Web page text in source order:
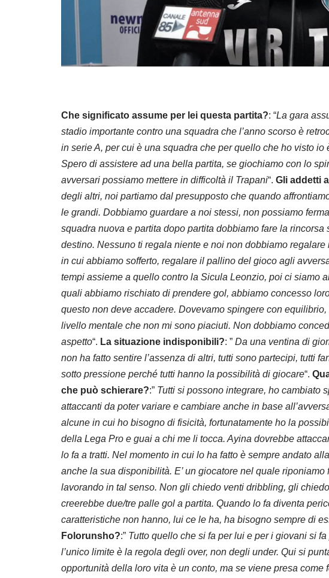
Che significato assume per lei questa partita?: “La gara
stadio importante contro una squadra che l’anno scorso è
in serie A, per cui è una squadra che per quello che ho visto
Spero di assistere ad una bella partita, se giochiamo con lo
avversari possiamo mettere in difficoltà il Trapani“. Gli addetti
degli altri, noi partiamo dal presupposto che quando
le grandi. Dobbiamo guardare a noi stessi, non possiamo
squadra nuova e partita dopo partita dobbiamo fare la
destino. Nessuno ti regala niente e noi non dobbiamo
in cui abbiamo sofferto, regalare il pallino del gioco agli
tempi assieme a quello contro la Sicula Leonzio, poi ci siamo
quali abbiamo rischiato di prendere gol, abbiamo concesso
questo non deve accadere. Dovevamo spingere con
livello mentale che non mi sono piaciuti. Non dobbiamo
aspetto“. La situazione indisponibili?: ” Da una ventina di
non ha fatto sentire l’assenza di altri, tutti sono partecipi, tutti
sotto pressione perché tutti hanno la possibilità di giocare“.
che può schierare?:” Tutti si possono integrare, ho cambiato
attaccanti da poter variare e cambiare anche in base
alcune in cui ho bisogno di fisicità, fortunatamente ho la
della Lega Pro e guai a chi me li tocca. Ayina dovrebbe
lo fa a tratti. Nel momento in cui lo ha fatto è sempre andato
anche la sua disponibilità. E’ un giocatore nel quale
lavorando in tal senso. Non gli chiedo venti dribbling, gli
creerebbe due/tre palle gol a partita. Quando lo fa diventa
caratteristiche non hanno, lui ce le ha, ha bisogno sempre di
Folorunsho?:” Tutto quello che si fa per lui e per i giovani si
l’unico limite è la regola degli over, non degli under. Qui si
opportunità della loro vita è un conto, ma se viene presa come